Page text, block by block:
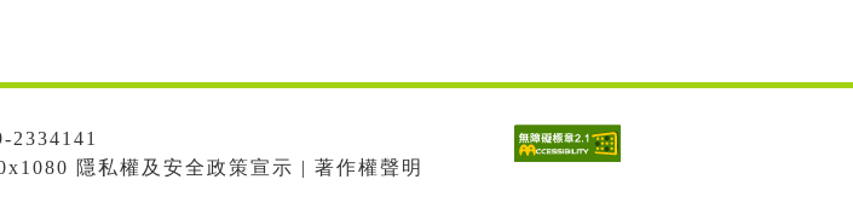
2334141
隱私權及安全政策宣示 | 著作權聲明